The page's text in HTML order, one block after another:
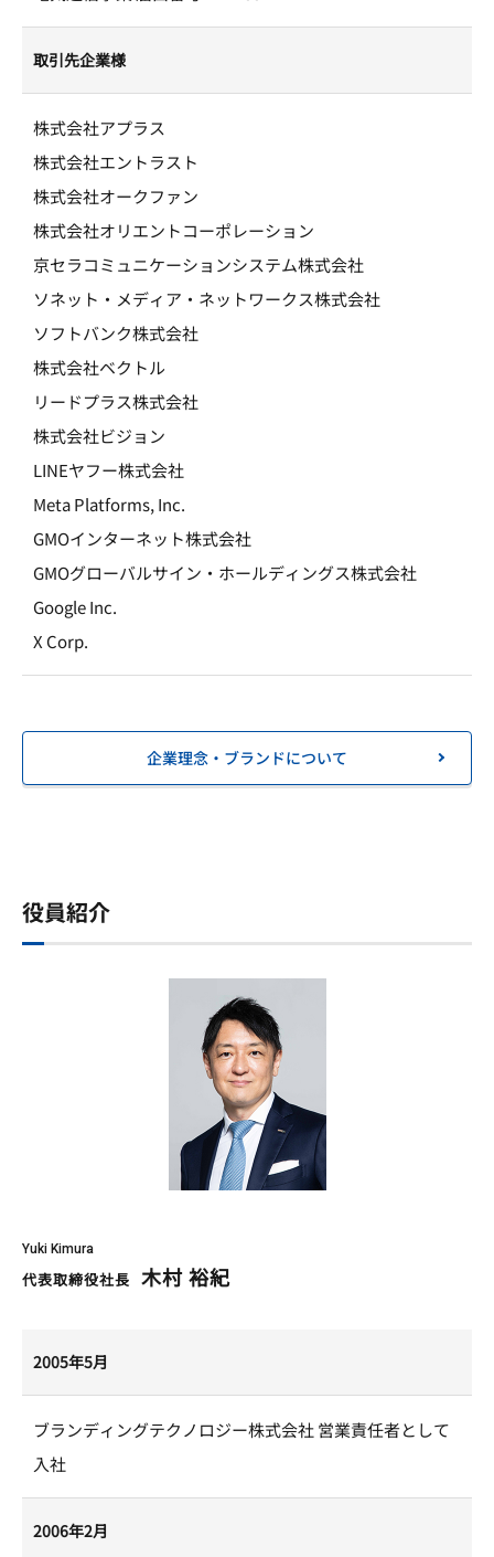
取引先企業様
株式会社アプラス
株式会社エントラスト
株式会社オークファン
株式会社オリエントコーポレーション
京セラコミュニケーションシステム株式会社
ソネット・メディア・ネットワークス株式会社
ソフトバンク株式会社
株式会社ベクトル
リードプラス株式会社
株式会社ビジョン
LINEヤフー株式会社
Meta Platforms, Inc.
GMOインターネット株式会社
GMOグローバルサイン・ホールディングス株式会社
Google Inc.
X Corp.
企業理念・ブランドについて
役員紹介
Yuki Kimura
代表取締役社長 木村 裕紀
2005年5月
ブランディングテクノロジー株式会社 営業責任者として
入社
2006年2月